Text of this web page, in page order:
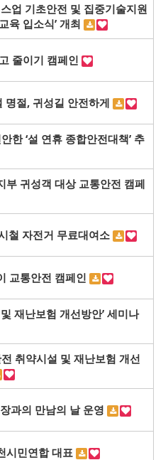
업 기초안전 및 집중기술지원
육 입소식’ 개최
줄이기 캠페인
명절, 귀성길 안전하게
한 ‘설 연휴 종합안전대책’ 추
부 귀성객 대상 교통안전 캠페
철 자전거 무료대여소
교통안전 캠페인
재난보험 개선방안’ 세미나
취약시설 및 재난보험 개선
과의 만남의 날 운영
시민연합 대표